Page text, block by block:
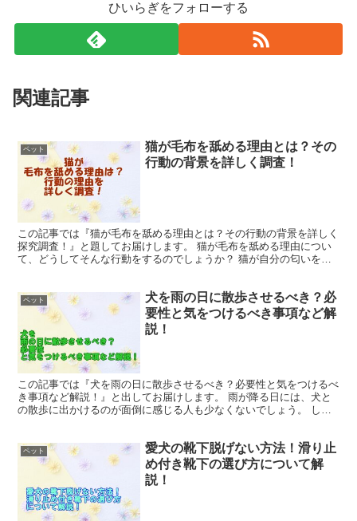
ひいらぎをフォローする
関連記事
ペット
猫が毛布を舐める理由とは？その
行動の背景を詳しく調査！
この記事では『猫が毛布を舐める理由とは？その行動の背景を詳しく
探究調査！』と題してお届けします。 猫が毛布を舐める理由につい
て、どうしてそんな行動をするのでしょうか？ 猫が自分の匂いを毛
ペット
犬を雨の日に散歩させるべき？必
要性と気をつけるべき事項など解
説！
この記事では『犬を雨の日に散歩させるべき？必要性と気をつけるべ
き事項など解説！』と出してお届けします。 雨が降る日には、犬と
の散歩に出かけるのが面倒に感じる人も少なくないでしょう。 しか
ペット
愛犬の靴下脱げない方法！滑り止
め付き靴下の選び方について解
説！